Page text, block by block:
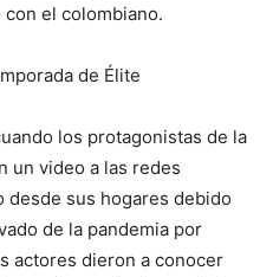
el colombiano.
de Élite
los protagonistas de la
un video a las redes
desde sus hogares debido
de la pandemia por
actores dieron a conocer